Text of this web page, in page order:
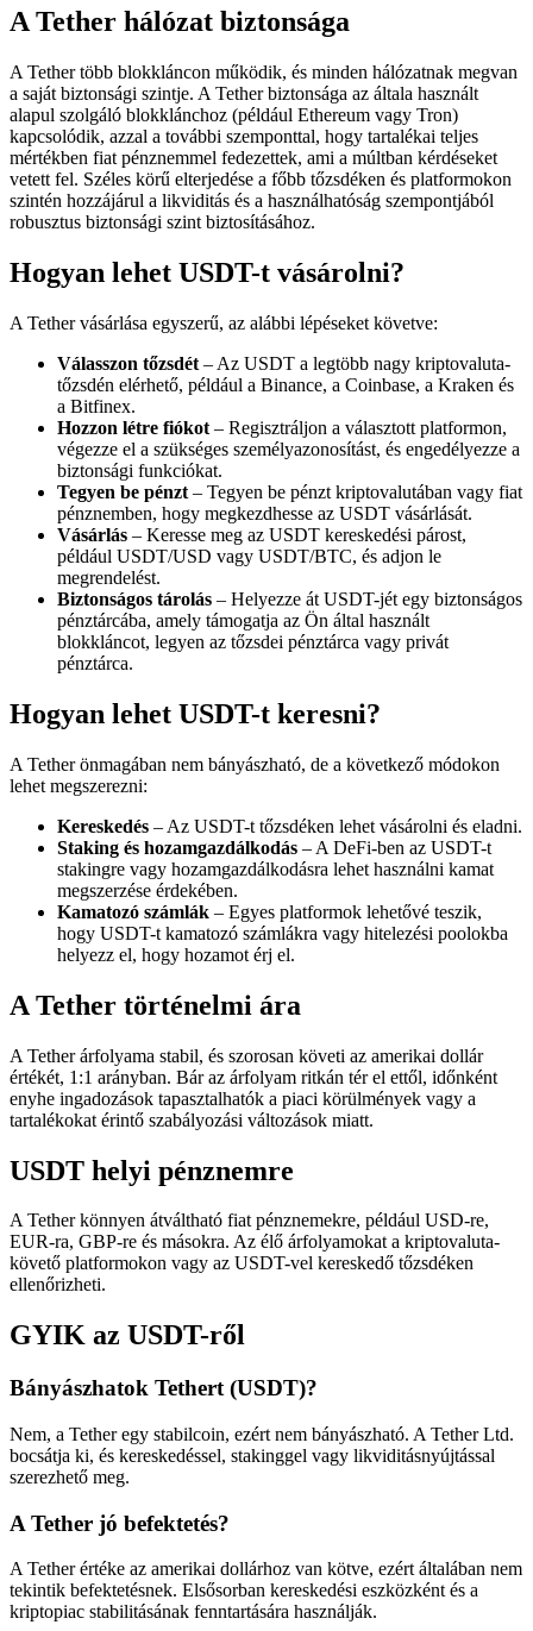
A Tether hálózat biztonsága
A Tether több blokkláncon működik, és minden hálózatnak megvan
a saját biztonsági szintje. A Tether biztonsága az általa használt
alapul szolgáló blokklánchoz (például Ethereum vagy Tron)
kapcsolódik, azzal a további szemponttal, hogy tartalékai teljes
mértékben fiat pénznemmel fedezettek, ami a múltban kérdéseket
vetett fel. Széles körű elterjedése a főbb tőzsdéken és platformokon
szintén hozzájárul a likviditás és a használhatóság szempontjából
robusztus biztonsági szint biztosításához.
Hogyan lehet USDT-t vásárolni?
A Tether vásárlása egyszerű, az alábbi lépéseket követve:
Válasszon tőzsdét – Az USDT a legtöbb nagy kriptovaluta-
tőzsdén elérhető, például a Binance, a Coinbase, a Kraken és
a Bitfinex.
Hozzon létre fiókot – Regisztráljon a választott platformon,
végezze el a szükséges személyazonosítást, és engedélyezze a
biztonsági funkciókat.
Tegyen be pénzt – Tegyen be pénzt kriptovalutában vagy fiat
pénznemben, hogy megkezdhesse az USDT vásárlását.
Vásárlás – Keresse meg az USDT kereskedési párost,
például USDT/USD vagy USDT/BTC, és adjon le
megrendelést.
Biztonságos tárolás – Helyezze át USDT-jét egy biztonságos
pénztárcába, amely támogatja az Ön által használt
blokkláncot, legyen az tőzsdei pénztárca vagy privát
pénztárca.
Hogyan lehet USDT-t keresni?
A Tether önmagában nem bányászható, de a következő módokon
lehet megszerezni:
Kereskedés – Az USDT-t tőzsdéken lehet vásárolni és eladni.
Staking és hozamgazdálkodás – A DeFi-ben az USDT-t
stakingre vagy hozamgazdálkodásra lehet használni kamat
megszerzése érdekében.
Kamatozó számlák – Egyes platformok lehetővé teszik,
hogy USDT-t kamatozó számlákra vagy hitelezési poolokba
helyezz el, hogy hozamot érj el.
A Tether történelmi ára
A Tether árfolyama stabil, és szorosan követi az amerikai dollár
értékét, 1:1 arányban. Bár az árfolyam ritkán tér el ettől, időnként
enyhe ingadozások tapasztalhatók a piaci körülmények vagy a
tartalékokat érintő szabályozási változások miatt.
USDT helyi pénznemre
A Tether könnyen átváltható fiat pénznemekre, például USD-re,
EUR-ra, GBP-re és másokra. Az élő árfolyamokat a kriptovaluta-
követő platformokon vagy az USDT-vel kereskedő tőzsdéken
ellenőrizheti.
GYIK az USDT-ről
Bányászhatok Tethert (USDT)?
Nem, a Tether egy stabilcoin, ezért nem bányászható. A Tether Ltd.
bocsátja ki, és kereskedéssel, stakinggel vagy likviditásnyújtással
szerezhető meg.
A Tether jó befektetés?
A Tether értéke az amerikai dollárhoz van kötve, ezért általában nem
tekintik befektetésnek. Elsősorban kereskedési eszközként és a
kriptopiac stabilitásának fenntartására használják.